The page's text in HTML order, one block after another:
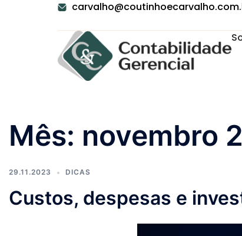
Mês: novembro
29.11.2023 DICAS
Custos, despesas e